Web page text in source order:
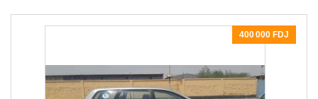
400 000 FDJ